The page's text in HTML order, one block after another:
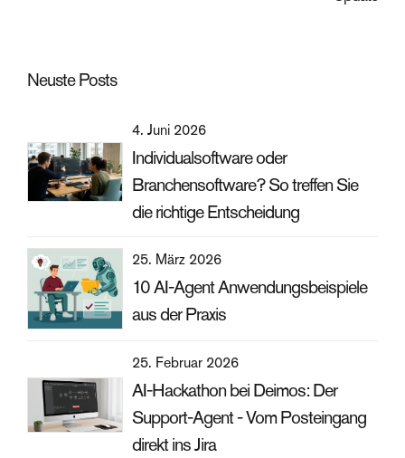
Neuste Posts
4. Juni 2026
Individualsoftware oder
Branchensoftware? So treffen Sie
die richtige Entscheidung
25. März 2026
10 AI-Agent Anwendungsbeispiele
aus der Praxis
25. Februar 2026
AI-Hackathon bei Deimos: Der
Support-Agent - Vom Posteingang
direkt ins Jira